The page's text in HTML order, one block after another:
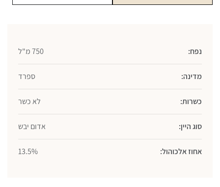
נפח: 750 מ"ל
מדינה: ספרד
כשרות: לא כשר
סוג היין: אדום יבש
אחוז אלכוהול: 13.5%